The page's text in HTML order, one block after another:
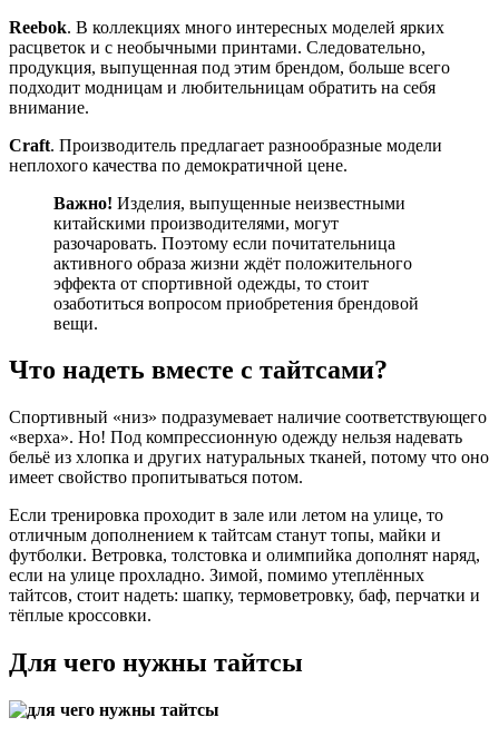
Reebok. В коллекциях много интересных моделей ярких
расцветок и с необычными принтами. Следовательно,
продукция, выпущенная под этим брендом, больше всего
подходит модницам и любительницам обратить на себя
внимание.
Craft. Производитель предлагает разнообразные модели
неплохого качества по демократичной цене.
Важно! Изделия, выпущенные неизвестными
китайскими производителями, могут
разочаровать. Поэтому если почитательница
активного образа жизни ждёт положительного
эффекта от спортивной одежды, то стоит
озаботиться вопросом приобретения брендовой
вещи.
Что надеть вместе с тайтсами?
Спортивный «низ» подразумевает наличие соответствующего
«верха». Но! Под компрессионную одежду нельзя надевать
бельё из хлопка и других натуральных тканей, потому что оно
имеет свойство пропитываться потом.
Если тренировка проходит в зале или летом на улице, то
отличным дополнением к тайтсам станут топы, майки и
футболки. Ветровка, толстовка и олимпийка дополнят наряд,
если на улице прохладно. Зимой, помимо утеплённых
тайтсов, стоит надеть: шапку, термоветровку, баф, перчатки и
тёплые кроссовки.
Для чего нужны тайтсы